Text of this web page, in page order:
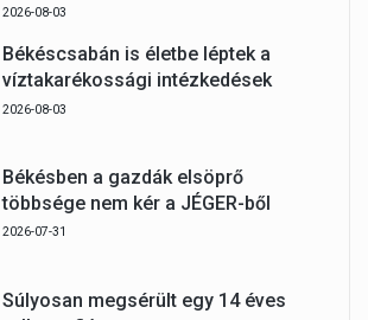
2026-08-03
Békéscsabán is életbe léptek a
víztakarékossági intézkedések
2026-08-03
Békésben a gazdák elsöprő
többsége nem kér a JÉGER-ből
2026-07-31
Súlyosan megsérült egy 14 éves